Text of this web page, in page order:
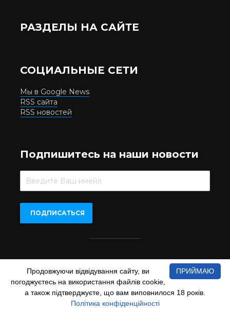
РАЗДЕЛЫ НА САЙТЕ
СОЦИАЛЬНЫЕ СЕТИ
Мы в Google News
RSS сайта
RSS новостей
Подпишитесь на наши новости
Beer.UA © 2016-2022
При копіюванні матеріалів з сайту обов'язкове пряме
відкрите для пошукових систем гіперпосилання на сайт
www.beer.ua
ПРИЙМАЮ
Продовжуючи відвідування сайту, ви
погоджуєтесь на використання файлів cookie,
а також підтверджуєте, що вам виповнилося 18 років.
Політика конфіденційності